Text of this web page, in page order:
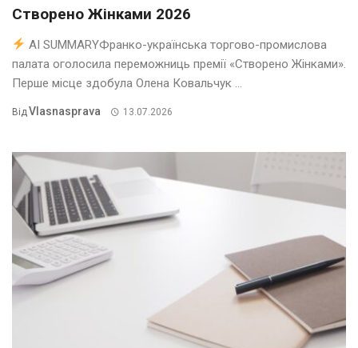
Створено Жінками 2026
AI SUMMARYФранко-українська торгово-промислова
палата оголосила переможниць премії «Створено Жінками».
Перше місце здобула Олена Ковальчук ...
ВідVlasnasprava 13.07.2026